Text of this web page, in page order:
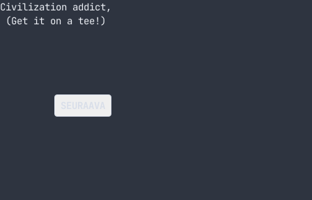
Civilization addict,
(Get it on a tee!)